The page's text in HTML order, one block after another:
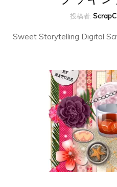
投稿者:
Sweet Storytelling Digital